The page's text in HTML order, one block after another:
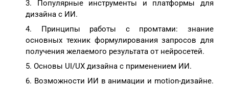
Популярные инструменты и платформы для
дизайна с ИИ.
Принципы работы с промтами: знание
основных техник формулирования запросов для
получения желаемого результата от нейросетей.
Основы UI/UX дизайна с применением ИИ.
Возможности ИИ в анимации и motion-дизайне.